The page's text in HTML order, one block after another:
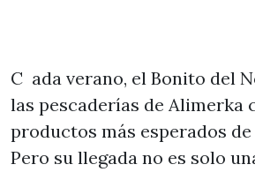
Cada verano, el Bonito del Norte vuelve a
las pescaderías de Alimerka
productos más esperados
Pero su llegada no es solo